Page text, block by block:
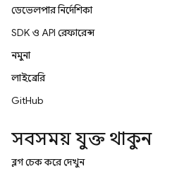
ডেভেলপার নির্দেশিকা
SDK ও API রেফারেন্স
নমুনা
লাইব্রেরি
GitHub
সবসময় যুক্ত থাকুন
ব্লগ চেক করে দেখুন